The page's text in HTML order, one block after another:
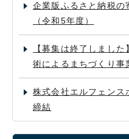
企業版ふるさと納税の
（令和5年度）
【募集は終了しまし
術によるまちづくり事
株式会社エルフェンス
締結